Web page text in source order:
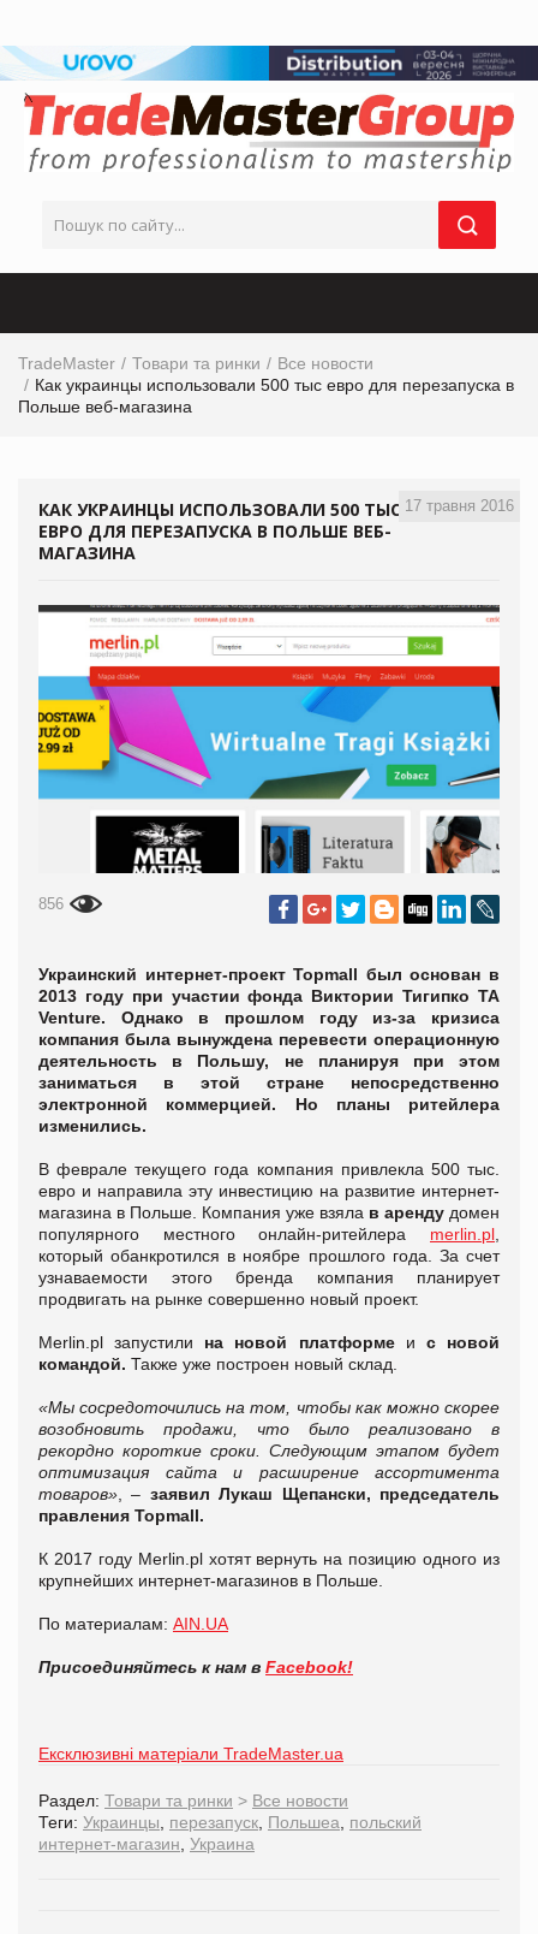
TradeMaster Товари та ринки
Все новости
Как украинцы использовали 500 тыс евро для перезапуска в
Польше веб-магазина
17 травня 2016
КАК УКРАИНЦЫ ИСПОЛЬЗОВАЛИ 500 ТЫС
ЕВРО ДЛЯ ПЕРЕЗАПУСКА В ПОЛЬШЕ ВЕБ-
МАГАЗИНА
856
Украинский интернет-проект Topmall был основан в
2013 году при участии фонда Виктории Тигипко TA
Venture. Однако в прошлом году из-за кризиса
компания была вынуждена перевести операционную
деятельность в Польшу, не планируя при этом
заниматься в этой стране непосредственно
электронной коммерцией. Но планы ритейлера
изменились.
В феврале текущего года компания привлекла 500 тыс.
евро и направила эту инвестицию на развитие интернет-
магазина в Польше. Компания уже взяла в аренду домен
популярного местного онлайн-ритейлера merlin.pl
который обанкротился в ноябре прошлого года. За счет
узнаваемости этого бренда компания планирует
продвигать на рынке совершенно новый проект.
Merlin.pl запустили на новой платформеи с новой
командой. Также уже построен новый склад.
«Мы сосредоточились на том, чтобы как можно скорее
возобновить продажи, что было реализовано в
рекордно короткие сроки. Следующим этапом будет
оптимизация сайта и расширение ассортимента
товаров» , – заявил Лукаш Щепански, председатель
правления Topmall.
К 2017 году Merlin.pl хотят вернуть на позицию одного из
крупнейших интернет-магазинов в Польше.
По материалам: AIN.UA
Присоединяйтесь к нам в Facebook!
Ексклюзивні матеріали TradeMaster.ua
Раздел: Товари та ринки > Все новости
Теги: Украинцы перезапуск Польшеа
польский
интернет-магазин Украина